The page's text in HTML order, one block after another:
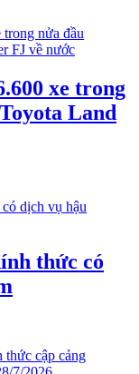
xe trong
Land
thức có